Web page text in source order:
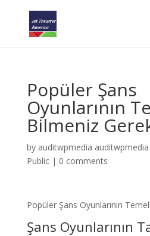
Popüler Şans
Oyunlarının
Bilmeniz
by auditwpmedia auditwpmedia
Public| 0 comments
Popüler Şans Oyunlarının
Şans Oyunlarının